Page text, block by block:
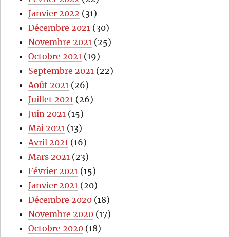
Janvier 2022 (31)
Décembre 2021 (30)
Novembre 2021 (25)
Octobre 2021 (19)
Septembre 2021 (22)
Août 2021 (26)
Juillet 2021 (26)
Juin 2021 (15)
Mai 2021 (13)
Avril 2021 (16)
Mars 2021 (23)
Février 2021 (15)
Janvier 2021 (20)
Décembre 2020 (18)
Novembre 2020 (17)
Octobre 2020 (18)